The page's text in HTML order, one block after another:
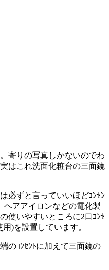
寄りの写真しかないのでわ
はこれ洗面化粧台の三面鏡
必ずと言っていいほどｺﾝｾﾝ
ヘアアイロンなどの電化製
使いやすいところに2口ｺﾝｾ
)を設置しています。
のｺﾝｾﾝﾄに加えて三面鏡の